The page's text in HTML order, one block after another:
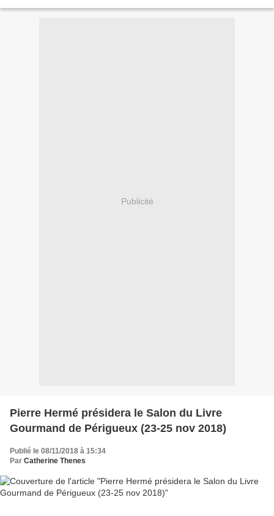
Publicité
Pierre Hermé présidera le Salon du Livre
Gourmand de Périgueux (23-25 nov 2018)
Publié le 08/11/2018 à 15:34
Par Catherine Thenes